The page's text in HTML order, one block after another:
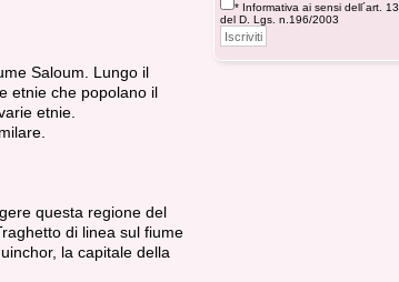
Saloum. Lungo il
etnie che popolano il
etnie.
questa regione del
di linea sul fiume
la capitale della
* Informativa ai sensi dell´art. 13
del D. Lgs. n.196/2003